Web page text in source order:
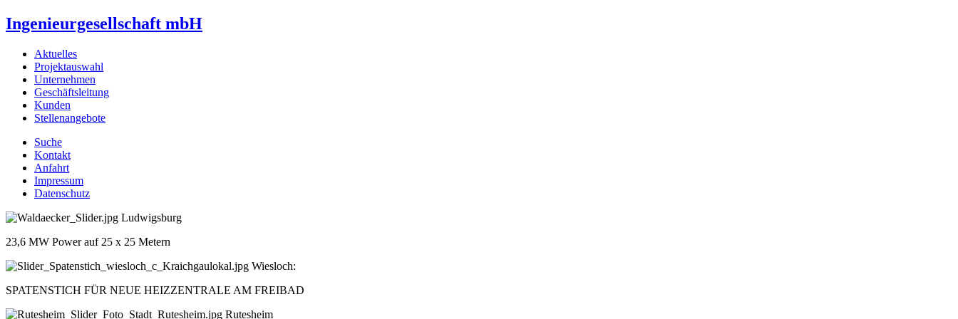
Ingenieurgesellschaft mbH
Aktuelles
Projektauswahl
Unternehmen
Geschäftsleitung
Kunden
Stellenangebote
Suche
Kontakt
Anfahrt
Impressum
Datenschutz
Ludwigsburg
23,6 MW Power auf 25 x 25 Metern
Wiesloch:
SPATENSTICH FÜR NEUE HEIZZENTRALE AM FREIBAD
Rutesheim